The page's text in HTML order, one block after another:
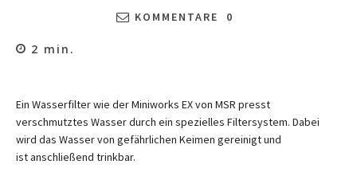
KOMMENTARE
0
2 min.
Ein Wasserfilter wie der Miniworks EX von MSR presst
verschmutztes Wasser durch ein spezielles Filtersystem. Dabei
wird das Wasser von gefährlichen Keimen gereinigt und
ist anschließend trinkbar.